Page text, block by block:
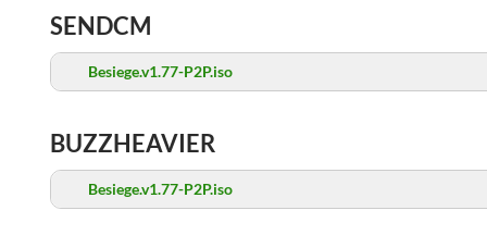
SENDCM
Besiege.v1.77-P2P.iso
BUZZHEAVIER
Besiege.v1.77-P2P.iso